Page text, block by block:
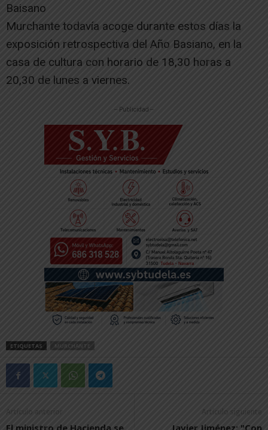
Baisano
Murchante todavía acoge durante estos días la
exposición retrospectiva del Año Basiano, en la
casa de cultura con horario de 18,30 horas a
20,30 de lunes a viernes.
-- Publicidad --
ETIQUETAS MURCHANTE
Artículo anterior
El ministro de Hacienda se
Artículo siguiente
Javier Jiménez: "Con